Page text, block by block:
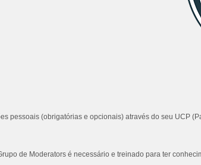
pessoais (obrigatórias e opcionais) através do seu UCP
de Moderators é necessário e treinado para ter